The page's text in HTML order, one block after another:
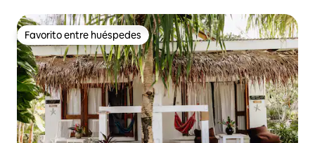
Favorito entre huéspedes
Favorito entre huéspedes